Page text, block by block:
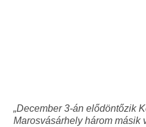
„December 3-án elődöntőzik
Marosvásárhely három másik